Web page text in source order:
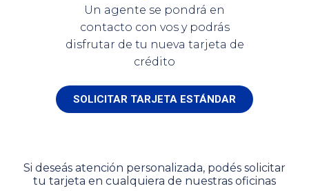
Un agente se pondrá en
contacto con vos y podrás
disfrutar de tu nueva tarjeta de
crédito
SOLICITAR TARJETA ESTÁNDAR
Si deseás atención personalizada, podés solicitar
tu tarjeta en cualquiera de nuestras oficinas